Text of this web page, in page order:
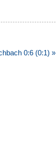
0:6 (0:1) »